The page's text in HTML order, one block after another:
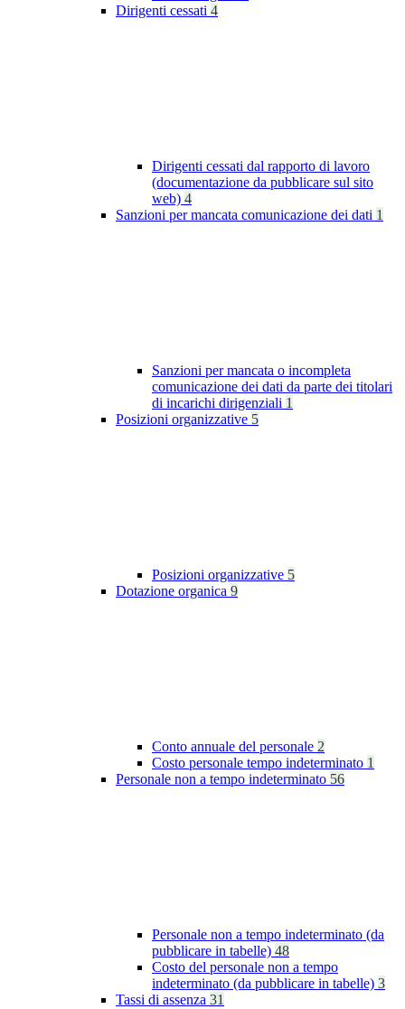
Dirigenti cessati 4
Dirigenti cessati dal rapporto di lavoro
(documentazione da pubblicare sul sito
web) 4
Sanzioni per mancata comunicazione dei dati 1
Sanzioni per mancata o incompleta
comunicazione dei dati da parte dei titolari
di incarichi dirigenziali 1
Posizioni organizzative 5
Posizioni organizzative 5
Dotazione organica 9
Conto annuale del personale 2
Costo personale tempo indeterminato 1
Personale non a tempo indeterminato 56
Personale non a tempo indeterminato (da
pubblicare in tabelle) 48
Costo del personale non a tempo
indeterminato (da pubblicare in tabelle) 3
Tassi di assenza 31